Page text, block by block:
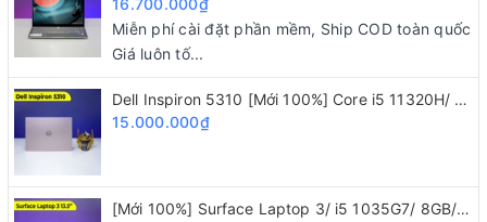
hình ảnh có độ sắc nét ở mức khá, đủ để bạn làm việc,
giải trí mà vẫn cảm thấy mượt mắt.
Bàn phím fullsize gõ êm, touchpad mượt mà
kích thước phím khá lớn 15x15mm cho trải nghiệm gõ
Miễn phí cài đặt phần mềm, Ship COD toàn quốc
Giá luôn tố...
Dell Inspiron 5310 [Mới 100%] Core i5 11320H/ 16GB/ 512GB/ 13.3 inch 2K
15.000.000₫
[Mới 100%] Surface Laptop 3/ i5 1035G7/ 8GB/ 128GB/ 13.5" 2K